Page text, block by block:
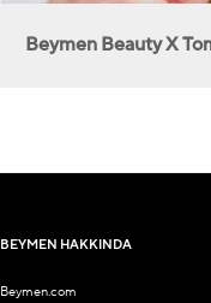
Beymen Beauty X
BEYMEN HAKKINDA
Beymen.com